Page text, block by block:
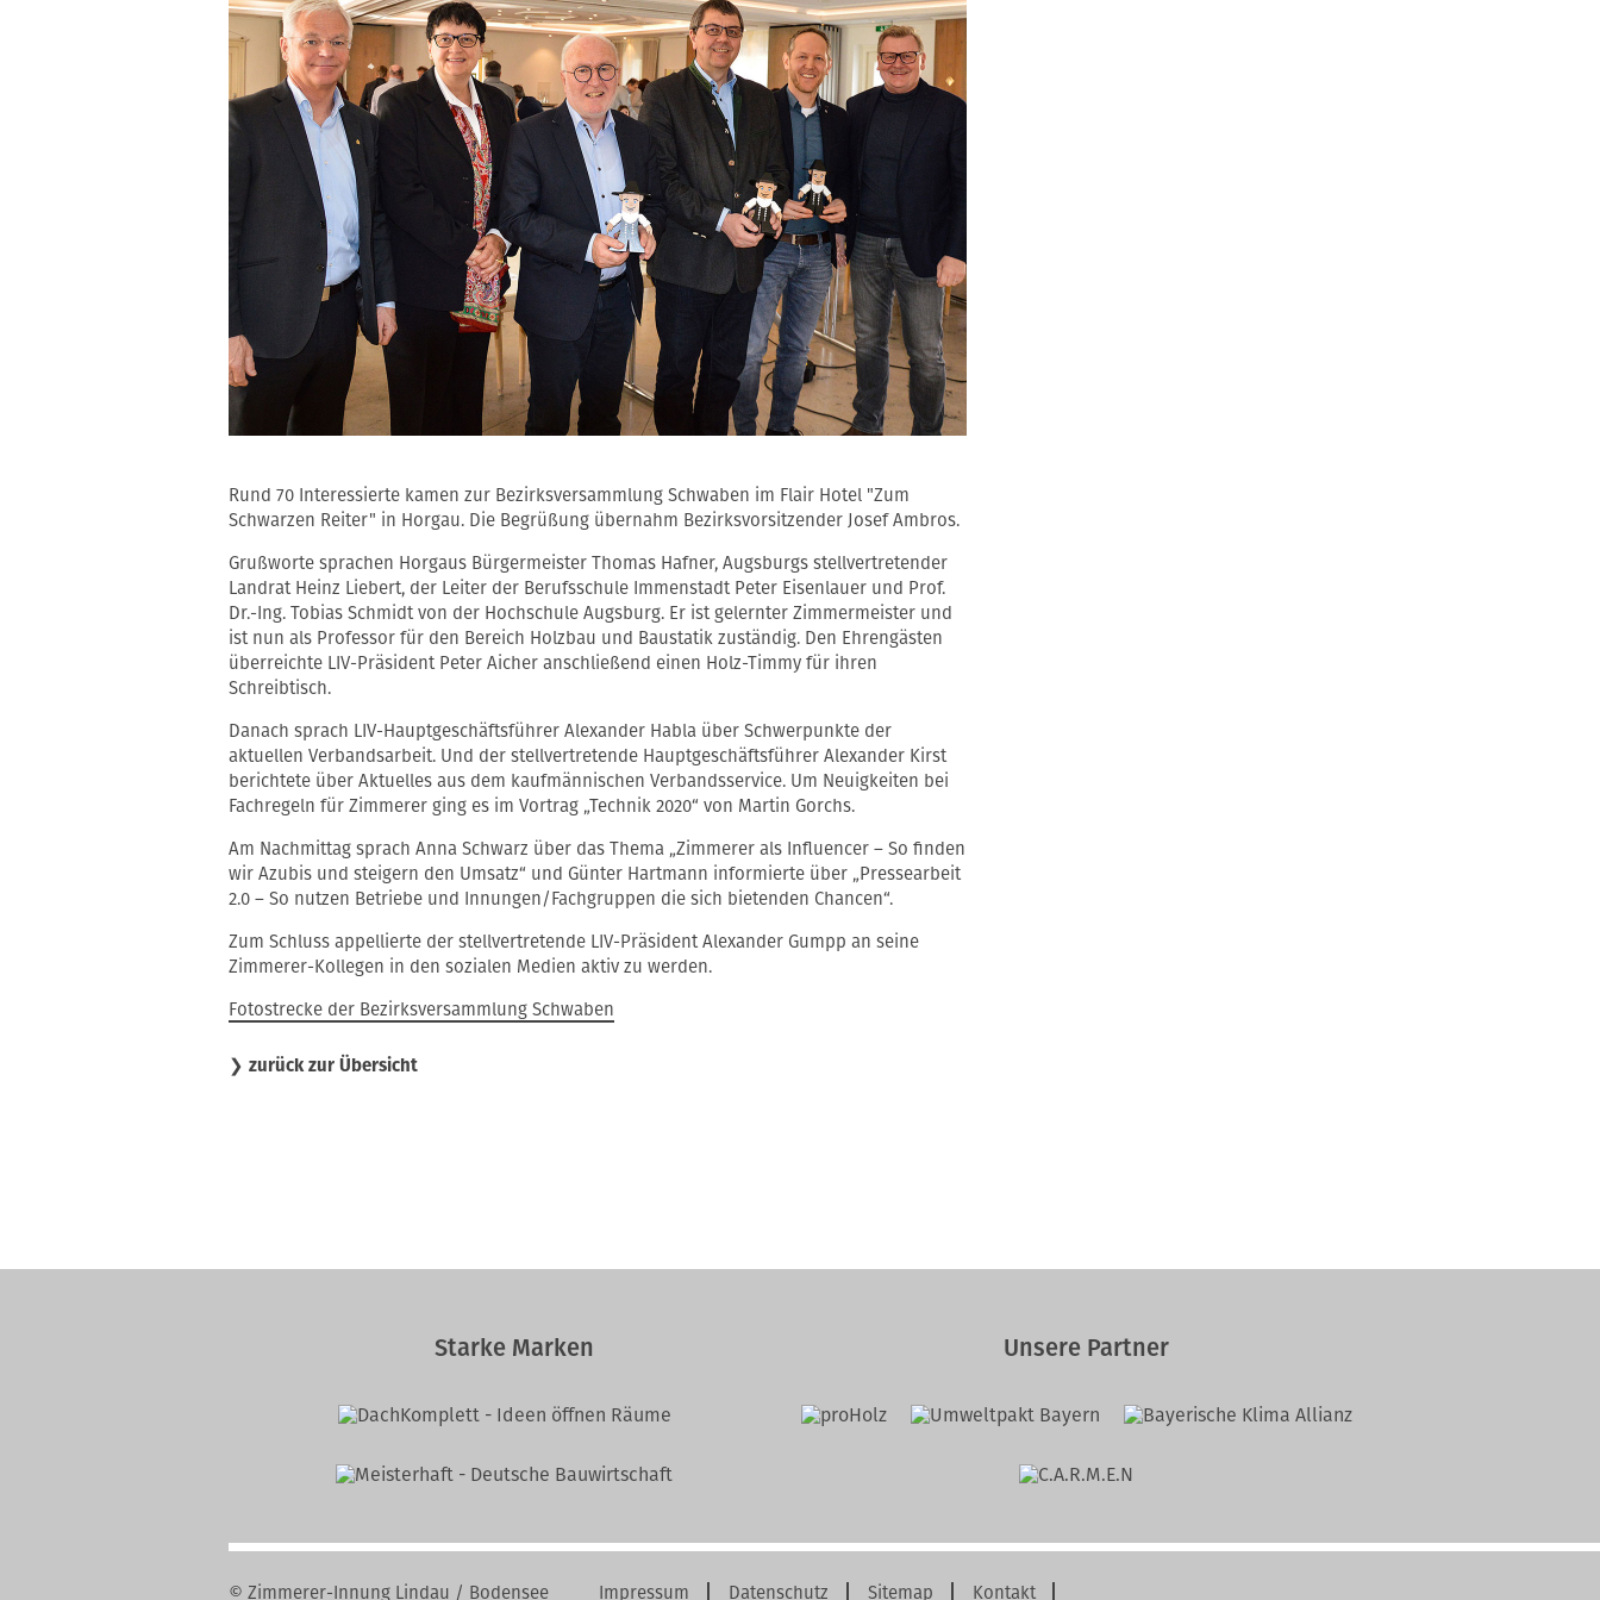
Rund 70 Interessierte kamen zur Bezirksversammlung Schwaben im Flair Hotel "Zum
Schwarzen Reiter" in Horgau. Die Begrüßung übernahm Bezirksvorsitzender Josef Ambros.
Grußworte sprachen Horgaus Bürgermeister Thomas Hafner, Augsburgs stellvertretender
Landrat Heinz Liebert, der Leiter der Berufsschule Immenstadt Peter Eisenlauer und Prof.
Dr.-Ing. Tobias Schmidt von der Hochschule Augsburg. Er ist gelernter Zimmermeister und
ist nun als Professor für den Bereich Holzbau und Baustatik zuständig. Den Ehrengästen
überreichte LIV-Präsident Peter Aicher anschließend einen Holz-Timmy für ihren
Schreibtisch.
Danach sprach LIV-Hauptgeschäftsführer Alexander Habla über Schwerpunkte der
aktuellen Verbandsarbeit. Und der stellvertretende Hauptgeschäftsführer Alexander Kirst
berichtete über Aktuelles aus dem kaufmännischen Verbandsservice. Um Neuigkeiten bei
Fachregeln für Zimmerer ging es im Vortrag „Technik 2020“ von Martin Gorchs.
Am Nachmittag sprach Anna Schwarz über das Thema „Zimmerer als Influencer – So finden
wir Azubis und steigern den Umsatz“ und Günter Hartmann informierte über „Pressearbeit
2.0 – So nutzen Betriebe und Innungen/Fachgruppen die sich bietenden Chancen“.
Zum Schluss appellierte der stellvertretende LIV-Präsident Alexander Gumpp an seine
Zimmerer-Kollegen in den sozialen Medien aktiv zu werden.
Fotostrecke der Bezirksversammlung Schwaben
❯ zurück zur Übersicht
Starke Marken Unsere Partner
© Zimmerer-Innung Lindau / Bodensee Impressum Datenschutz Sitemap Kontakt